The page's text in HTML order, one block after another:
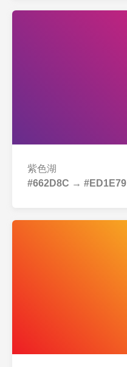
紫色湖
#662D8C → #ED1E79